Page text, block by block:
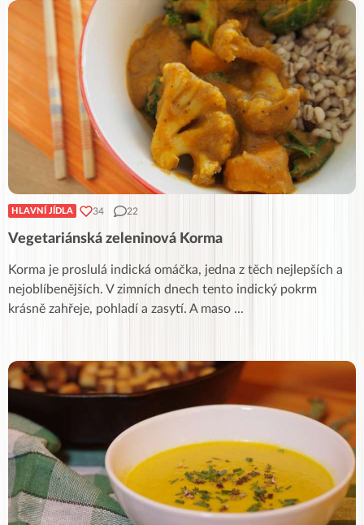
HLAVNÍ JÍDLA 34 22
Vegetariánská zeleninová Korma
Korma je proslulá indická omáčka, jedna z těch nejlepších a
nejoblíbenějších. V zimních dnech tento indický pokrm
krásně zahřeje, pohladí a zasytí. A maso ...